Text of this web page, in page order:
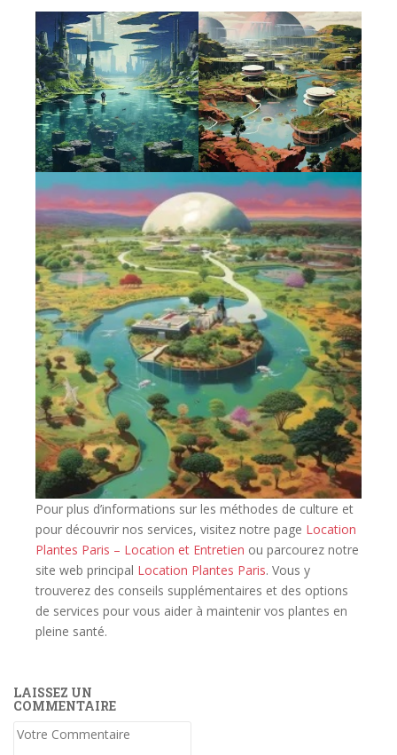
Pour plus d’informations sur les méthodes de culture et
pour découvrir nos services, visitez notre page Location
Plantes Paris – Location et Entretien ou parcourez notre
site web principal Location Plantes Paris. Vous y
trouverez des conseils supplémentaires et des options
de services pour vous aider à maintenir vos plantes en
pleine santé.
LAISSEZ UN
COMMENTAIRE